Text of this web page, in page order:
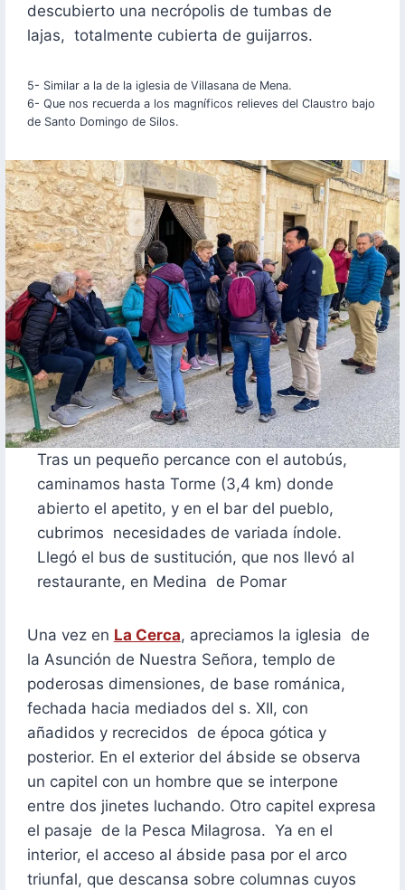
descubierto una necrópolis de tumbas de
lajas, totalmente cubierta de guijarros.
5- Similar a la de la iglesia de Villasana de Mena.
6- Que nos recuerda a los magníficos relieves del Claustro bajo
de Santo Domingo de Silos.
Tras un pequeño percance con el autobús,
caminamos hasta Torme (3,4 km) donde
abierto el apetito, y en el bar del pueblo,
cubrimos necesidades de variada índole.
Llegó el bus de sustitución, que nos llevó al
restaurante, en Medina de Pomar
Una vez en La Cerca, apreciamos la iglesia de
la Asunción de Nuestra Señora, templo de
poderosas dimensiones, de base románica,
fechada hacia mediados del s. XII, con
añadidos y recrecidos de época gótica y
posterior. En el exterior del ábside se observa
un capitel con un hombre que se interpone
entre dos jinetes luchando. Otro capitel expresa
el pasaje de la Pesca Milagrosa. Ya en el
interior, el acceso al ábside pasa por el arco
triunfal, que descansa sobre columnas cuyos